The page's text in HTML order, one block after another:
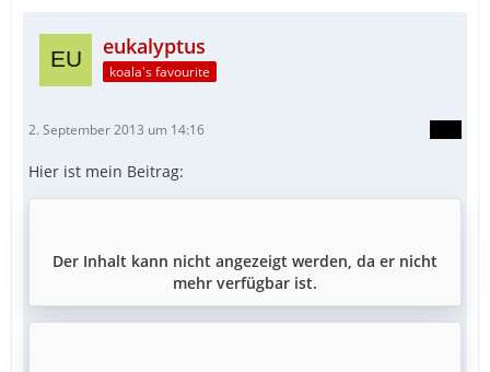
eukalyptus
koala's favourite
2. September 2013 um 14:16
Hier ist mein Beitrag:
Der Inhalt kann nicht angezeigt werden, da er nicht
mehr verfügbar ist.